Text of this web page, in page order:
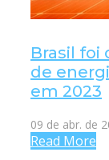
Brasil foi
de
em 2023
09 de abr. de
Read More